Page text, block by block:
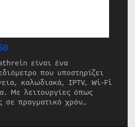
είναι ένα
που υποστηρίζει
καλωδιακά, IPTV, Wi-Fi
Με λειτουργίες όπως
σε πραγματικό χρόν…